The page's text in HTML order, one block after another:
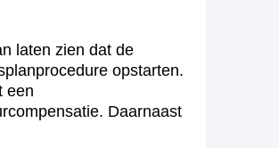
laten zien dat de
opstarten.
een
Daarnaast